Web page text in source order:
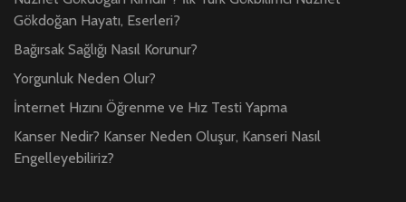
Gökdoğan Hayatı, Eserleri?
Bağırsak Sağlığı Nasıl Korunur?
Yorgunluk Neden Olur?
İnternet Hızını Öğrenme ve Hız Testi Yapma
Kanser Nedir? Kanser Neden Oluşur, Kanseri Nasıl
Engelleyebiliriz?